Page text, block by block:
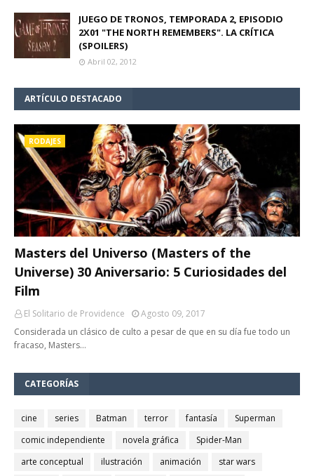
JUEGO DE TRONOS, TEMPORADA 2, EPISODIO
2X01 "THE NORTH REMEMBERS". LA CRÍTICA
(SPOILERS)
Abril 02, 2012
ARTÍCULO DESTACADO
RODAJES
Masters del Universo (Masters of the
Universe) 30 Aniversario: 5 Curiosidades del
Film
El Solitario de Providence
Agosto 09, 2017
Considerada un clásico de culto a pesar de que en su día fue todo un
fracaso, Masters…
CATEGORÍAS
cine series Batman terror fantasía
Superman
comic independiente
novela gráfica
Spider-Man
arte conceptual
ilustración animación
star wars